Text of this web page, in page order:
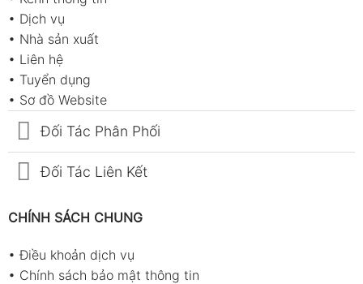
• Dịch vụ
• Nhà sản xuất
• Liên hệ
• Tuyển dụng
• Sơ đồ Website
Đối Tác Phân Phối
Đối Tác Liên Kết
CHÍNH SÁCH CHUNG
•Điều khoản dịch vụ
• Chính sách bảo mật thông tin